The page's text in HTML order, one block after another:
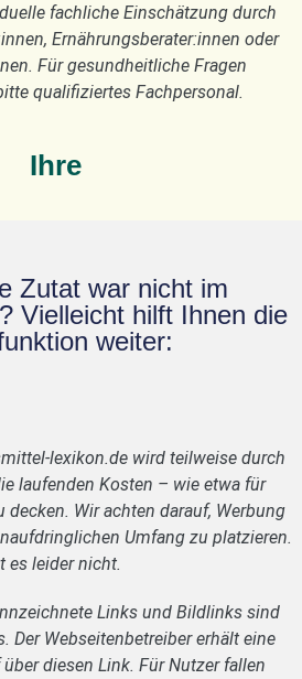
fachliche Einschätzung durch
Ernährungsberater:innen oder
Für gesundheitliche Fragen
qualifiziertes Fachpersonal.
Ihre
Zutat war nicht im
Vielleicht hilft Ihnen die
weiter:
lexikon.de wird teilweise durch
laufenden Kosten – wie etwa für
Wir achten darauf, Werbung
Umfang zu platzieren.
es leider nicht.
Links und Bildlinks sind
Der Webseitenbetreiber erhält eine
diesen Link. Für Nutzer fallen